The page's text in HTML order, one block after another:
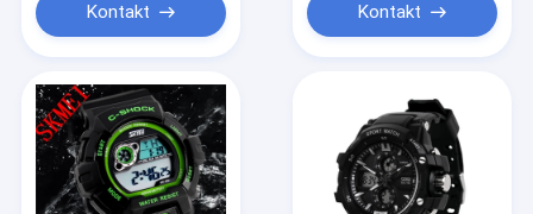
Kontakt Kontakt